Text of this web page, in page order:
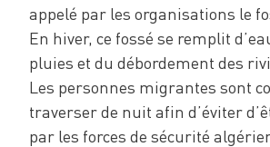
appelé par les organisations le
En hiver, ce fossé se remplit
pluies et du débordement des
Les personnes migrantes sont
traverser de nuit afin d’éviter
par les forces de sécurité